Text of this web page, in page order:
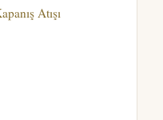
Atışı